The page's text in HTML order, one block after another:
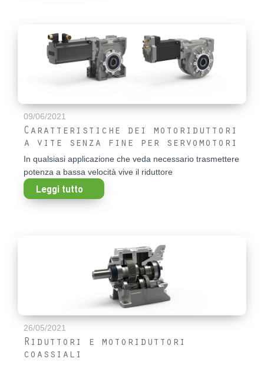
09/06/2021
Caratteristiche dei motoriduttori
a vite senza fine per servomotori
In qualsiasi applicazione che veda necessario trasmettere
potenza a bassa velocità vive il riduttore
Leggi tutto
26/05/2021
Riduttori e motoriduttori
coassiali